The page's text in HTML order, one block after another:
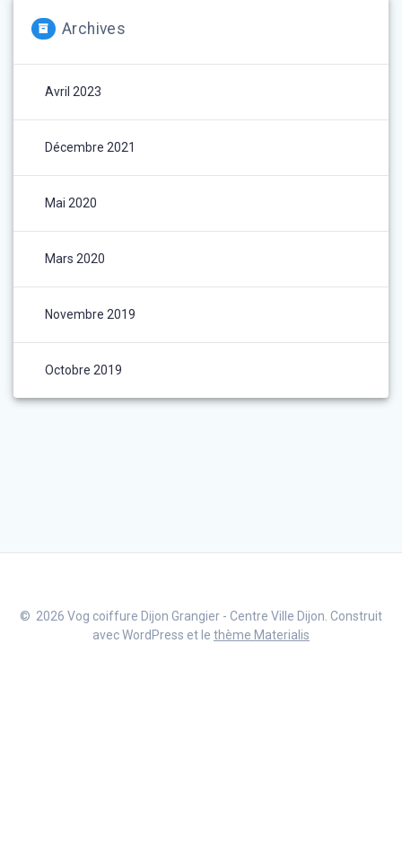
Archives
Avril 2023
Décembre 2021
Mai 2020
Mars 2020
Novembre 2019
Octobre 2019
© 2026 Vog coiffure Dijon Grangier - Centre Ville Dijon. Construit
avec WordPress et le thème Materialis